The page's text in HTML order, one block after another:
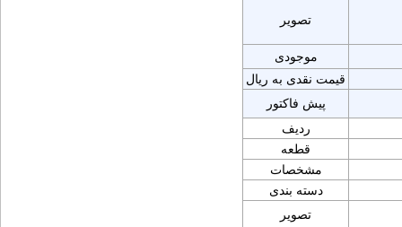
تصویر
موجودی
قیمت نقدی به ریال
پیش فاکتور
ردیف
قطعه
مشخصات
دسته بندی
تصویر